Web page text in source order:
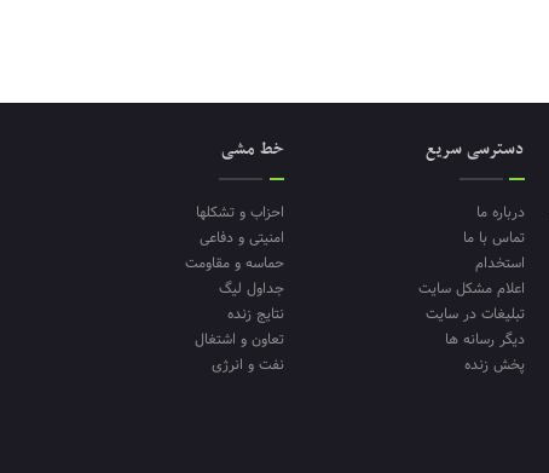
دسترسی سریع
درباره ما
تماس با ما
استخدام
اعلام مشکل سایت
تبلیغات در سایت
دیگر رسانه ها
پخش زنده
خط مشی
احزاب و تشکلها
امنیتی و دفاعی
حماسه و مقاومت
جداول لیگ
نتایج زنده
تعاون و اشتغال
نفت و انرژی